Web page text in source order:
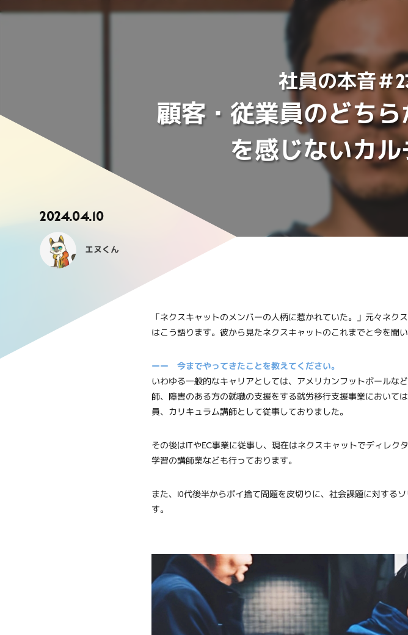
社員の本音＃
顧客・従業員のどち
を感じないカ
2024.04.10
エヌくん
「ネクスキャットのメンバーの人柄に惹かれていた。」元々ネ
はこう語ります。彼から見たネクスキャットのこれまでと今を聞い
ーー 今までやってきたことを教えてください。
いわゆる一般的なキャリアとしては、アメリカンフットボール
師、障害のある方の就職の支援をする就労移行支援事業において
員、カリキュラム講師として従事しておりました。
その後はITやEC事業に従事し、現在はネクスキャットでディレ
学習の講師業なども行っております。
また、10代後半からポイ捨て問題を皮切りに、社会課題に対する
す。